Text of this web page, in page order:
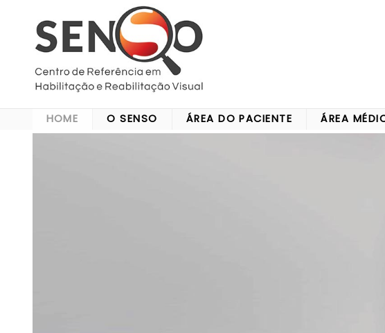
Home
O Senso
Área do paciente
Área médica
Corporativo
HOME O SENSO ÁREA DO PACIENTE ÁREA